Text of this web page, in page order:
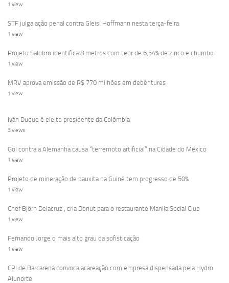
1 view
STF julga ação penal contra Gleisi Hoffmann nesta terça-feira
1 view
Projeto Salobro identifica 8 metros com teor de 6,54% de zinco e chumbo
1 view
MRV aprova emissão de R$ 770 milhões em debêntures
1 view
Iván Duque é eleito presidente da Colômbia
3 views
Gol contra a Alemanha causa “terremoto artificial” na Cidade do México
1 view
Projeto de mineração de bauxita na Guiné tem progresso de 50%
1 view
Chef Björn Delacruz , cria Donut para o restaurante Manila Social Club
1 view
Fernando Jorge o mais alto grau da sofisticação
1 view
CPI de Barcarena convoca acareação com empresa dispensada pela Hydro
Alunorte